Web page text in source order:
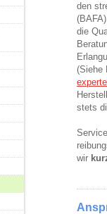
den
die
(Siehe
stets
wir